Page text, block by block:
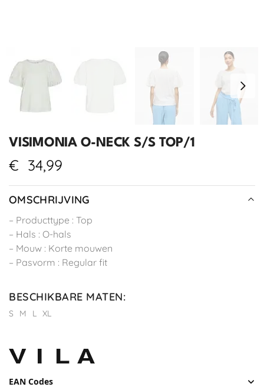
VISIMONIA O-NECK S/S TOP/1
€ 34,99
OMSCHRIJVING
– Producttype : Top
– Hals : O-hals
– Mouw : Korte mouwen
– Pasvorm : Regular fit
BESCHIKBARE MATEN:
S M L XL
EAN Codes